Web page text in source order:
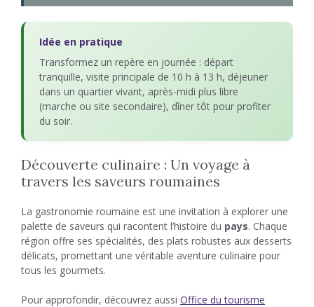
Idée en pratique
Transformez un repère en journée : départ
tranquille, visite principale de 10 h à 13 h, déjeuner
dans un quartier vivant, après-midi plus libre
(marche ou site secondaire), dîner tôt pour profiter
du soir.
Découverte culinaire : Un voyage à
travers les saveurs roumaines
La gastronomie roumaine est une invitation à explorer une
palette de saveurs qui racontent l’histoire du pays. Chaque
région offre ses spécialités, des plats robustes aux desserts
délicats, promettant une véritable aventure culinaire pour
tous les gourmets.
Pour approfondir, découvrez aussi Office du tourisme